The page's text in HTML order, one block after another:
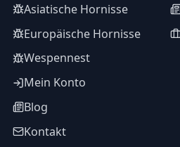
Asiatische Hornisse
Europäische Hornisse
Wespennest
Mein Konto
Blog
Kontakt